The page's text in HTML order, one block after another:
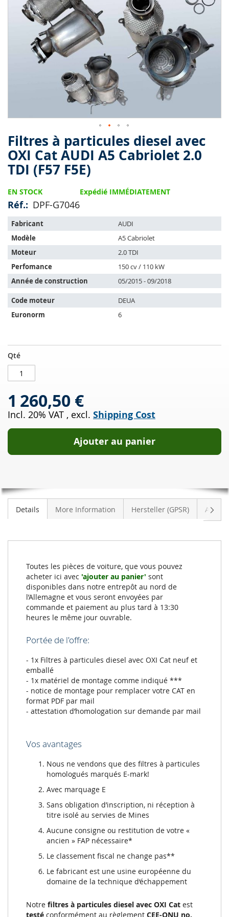
Filtres à particules diesel avec
OXI Cat AUDI A5 Cabriolet 2.0
TDI (F57 F5E)
EN STOCK
Réf. DPF-G7046
Expédié IMMÉDIATEMENT
L'article
s'adapte
sur
les
véhicules
suivants:
Fabricant
AUDI
Modèle
A5 Cabriolet
Moteur
2.0 TDI
Perfomance
150 cv / 110 kW
Année de construction
05/2015 - 09/2018
Code moteur
DEUA
Euronorm
6
Filtres
à
particules
avec
OXI
Cat
AUDI
2.0
F5E)
EN
STOCK
Qté
1 260,50 €
Incl. 20% VAT , excl. Shipping Cost
Ajouter au panier
Skip
to
the
beginning
the
images
gallery
Details More Information Hersteller (GPSR) Avis
Toutes les pièces de voiture, que vous pouvez
acheter ici avec 'ajouter au panier' sont
disponibles dans notre entrepôt au nord de
l’Allemagne et vous seront envoyées par
commande et paiement au plus tard à 13:30
heures le même jour ouvrable.
Portée de l'offre:
- 1x Filtres à particules diesel avec OXI Cat neuf et
emballé
- 1x matériel de montage comme indiqué ***
- notice de montage pour remplacer votre CAT en
format PDF par mail
- attestation d’homologation sur demande par mail
Vos avantages
Nous ne vendons que des filtres à particules
homologués marqués E-mark!
Avec marquage E
Sans obligation d’inscription, ni réception à
titre isolé au servies de Mines
Aucune consigne ou restitution de votre «
ancien » FAP nécessaire*
Le classement fiscal ne change pas**
Le fabricant est une usine européenne du
domaine de la technique d‘échappement
Notre filtres à particules diesel avec OXI Cat est
testé conformément au règlement CEE-ONU no.